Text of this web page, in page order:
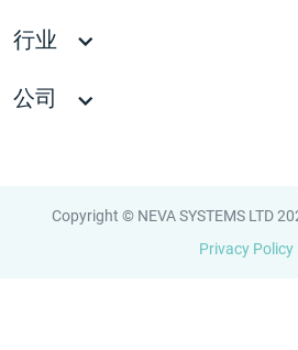
行业
公司
Copyright © NEVA SYSTEMS LTD
Privacy Policy